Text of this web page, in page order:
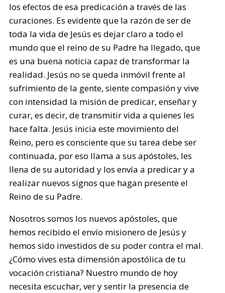
los efectos de esa predicación a través de las
curaciones. Es evidente que la razón de ser de
toda la vida de Jesús es dejar claro a todo el
mundo que el reino de su Padre ha llegado, que
es una buena noticia capaz de transformar la
realidad. Jesús no se queda inmóvil frente al
sufrimiento de la gente, siente compasión y vive
con intensidad la misión de predicar, enseñar y
curar, es decir, de transmitir vida a quienes les
hace falta. Jesús inicia este movimiento del
Reino, pero es consciente que su tarea debe ser
continuada, por eso llama a sus apóstoles, les
llena de su autoridad y los envía a predicar y a
realizar nuevos signos que hagan presente el
Reino de su Padre.
Nosotros somos los nuevos apóstoles, que
hemos recibido el envío misionero de Jesús y
hemos sido investidos de su poder contra el mal.
¿Cómo vives esta dimensión apostólica de tu
vocación cristiana? Nuestro mundo de hoy
necesita escuchar, ver y sentir la presencia de